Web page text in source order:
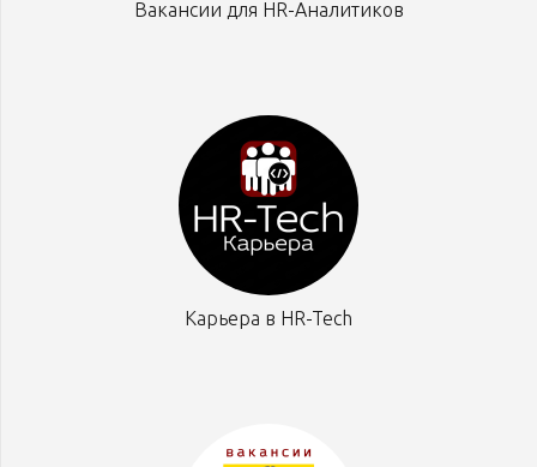
Вакансии для HR-Аналитиков
Карьера в HR-Tech